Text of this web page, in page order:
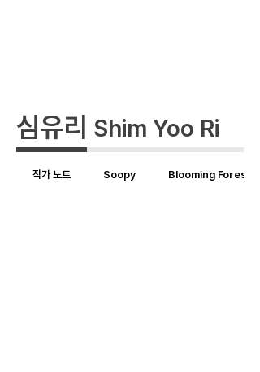
심유리 Shim Yoo Ri
작가 노트 Soopy Blooming Forest